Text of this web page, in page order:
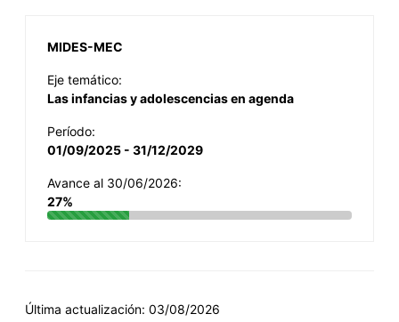
MIDES-MEC
Eje temático:
Las infancias y adolescencias en agenda
Período:
01/09/2025 - 31/12/2029
Avance al 30/06/2026:
27%
Última actualización: 03/08/2026